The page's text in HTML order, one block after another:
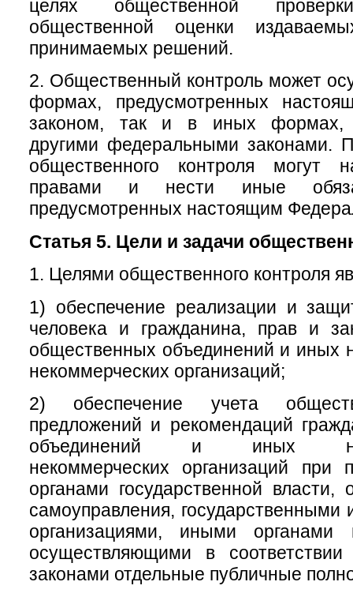
целях общественной
общественной оценки
принимаемых решений.
2. Общественный контроль может
формах, предусмотренных
законом, так и в иных формах,
другими федеральными законами.
общественного контроля могут
правами и нести иные
предусмотренных настоящим
Статья 5. Цели и задачи
1. Целями общественного контроля
1) обеспечение реализации и
человека и гражданина, прав и
общественных объединений и иных
некоммерческих организаций;
2) обеспечение учета
предложений и рекомендаций
объединений и иных
некоммерческих организаций при
органами государственной власти,
самоуправления,
организациями, иными органами
осуществляющими в
законами отдельные публичные